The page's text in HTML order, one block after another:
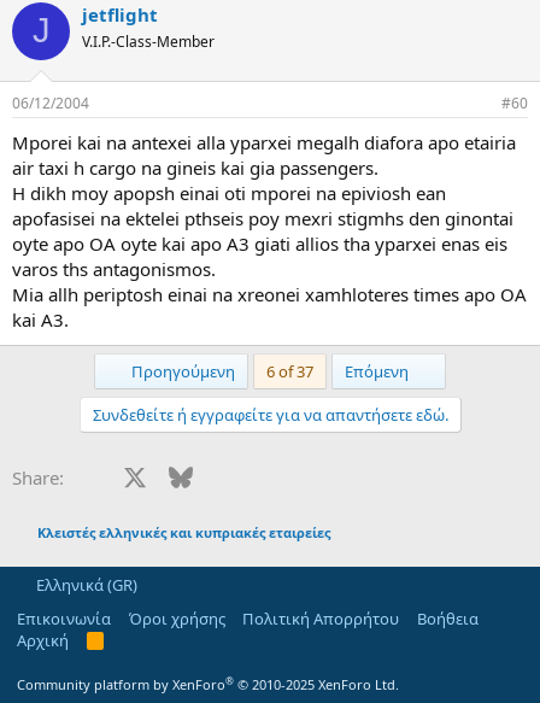
J jetflight
V.I.P.-Class-Member
06/12/2004 #60
Mporei kai na antexei alla yparxei megalh diafora apo etairia
air taxi h cargo na gineis kai gia passengers.
H dikh moy apopsh einai oti mporei na epiviosh ean
apofasisei na ektelei pthseis poy mexri stigmhs den ginontai
oyte apo OA oyte kai apo A3 giati allios tha yparxei enas eis
varos ths antagonismos.
Mia allh periptosh einai na xreonei xamhloteres times apo OA
kai A3.
Προηγούμενη 6 of 37 Επόμενη
Συνδεθείτε ή εγγραφείτε για να απαντήσετε εδώ.
Share: Facebook Bluesky
Κλειστές ελληνικές και κυπριακές εταιρείες
Ελληνικά (GR)
Επικοινωνία
Όροι χρήσης Πολιτική Απορρήτου
Βοήθεια
Αρχική
R
Community platform by XenForo® © 2010-2025 XenForo Ltd.